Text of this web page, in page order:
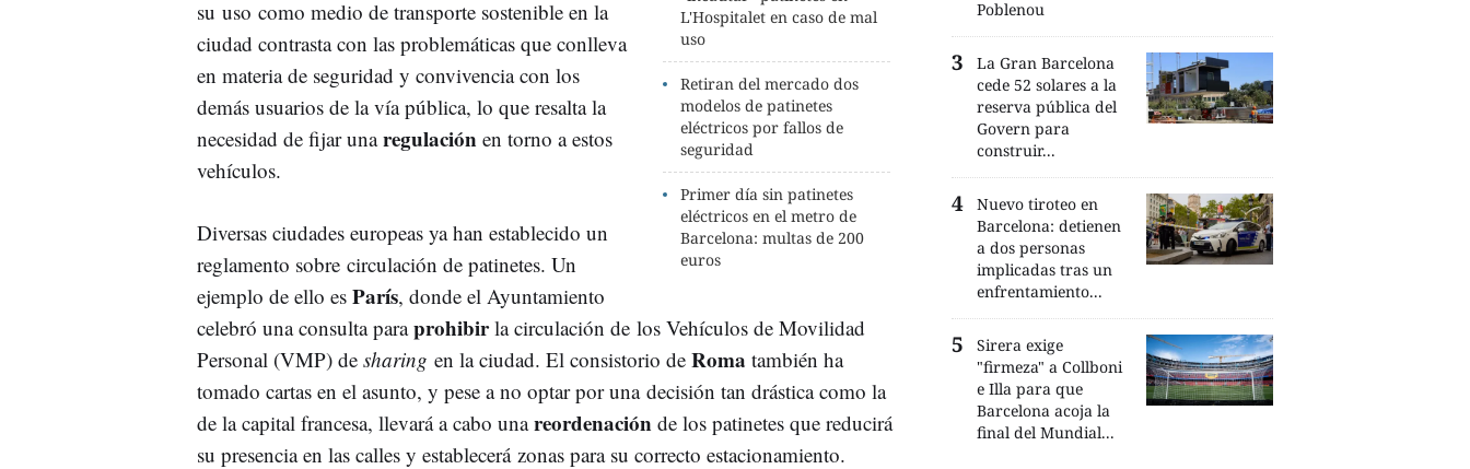
L'Hospitalet en caso de mal
uso
Retiran del mercado dos
modelos de patinetes
eléctricos por fallos de
seguridad
Primer día sin patinetes
eléctricos en el metro de
Barcelona: multas de 200
euros
su uso como medio de transporte sostenible en la
ciudad contrasta con las problemáticas que conlleva
en materia de seguridad y convivencia con los
demás usuarios de la vía pública, lo que resalta la
necesidad de fijar unaregulación en torno a estos
vehículos.
Diversas ciudades europeas ya han establecido un
reglamento sobre circulación de patinetes. Un
ejemplo de ello es París, donde el Ayuntamiento
celebró una consulta paraprohibirla circulación de los Vehículos de Movilidad
Personal (VMP) de sharing en la ciudad. El consistorio de Roma también ha
tomado cartas en el asunto, y pese a no optar por una decisión tan drástica como la
de la capital francesa, llevará a cabo unareordenación de los patinetes que reducirá
su presencia en las calles y establecerá zonas para su correcto estacionamiento.
Poblenou
La Gran Barcelona
cede 52 solares a la
reserva pública del
Govern para
construir...
Nuevo tiroteo en
Barcelona: detienen
a dos personas
implicadas tras un
enfrentamiento...
Sirera exige
"firmeza" a Collboni
e Illa para que
Barcelona acoja la
final del Mundial...